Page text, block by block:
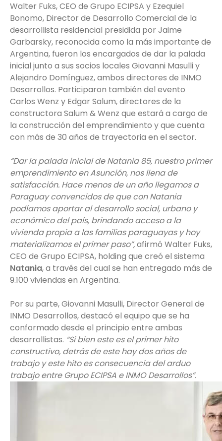
Walter Fuks, CEO de Grupo ECIPSA y Ezequiel
Bonomo, Director de Desarrollo Comercial de la
desarrollista residencial presidida por Jaime
Garbarsky, reconocida como la más importante de
Argentina, fueron los encargados de dar la palada
inicial junto a sus socios locales Giovanni Masulli y
Alejandro Domínguez, ambos directores de INMO
Desarrollos. Participaron también del evento
Carlos Wenz y Edgar Salum, directores de la
constructora Salum & Wenz que estará a cargo de
la construcción del emprendimiento y que cuenta
con más de 30 años de trayectoria en el sector.
“Dar la palada inicial de Natania 85, nuestro primer
emprendimiento en Asunción, nos llena de
satisfacción. Hace menos de un año llegamos a
Paraguay convencidos de que con Natania
podíamos aportar al desarrollo social, urbano y
económico del país, brindando acceso a la
vivienda propia a las familias paraguayas y hoy
materializamos el primer paso”,afirmó Walter Fuks,
CEO de Grupo ECIPSA, holding que creó el sistema
Natania, a través del cual se han entregado más de
9.100 viviendas en Argentina.
Por su parte, Giovanni Masulli, Director General de
INMO Desarrollos, destacó el equipo que se ha
conformado desde el principio entre ambas
desarrollistas. “Si bien estees el primer hito
constructivo, detrás de este hay dos años de
trabajo y este hito es consecuencia del arduo
trabajo entre Grupo ECIPSA e INMO Desarrollos”.